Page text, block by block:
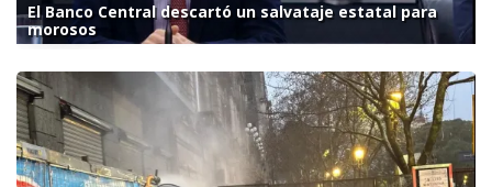
El Banco Central descartó un salvataje estatal para
morosos